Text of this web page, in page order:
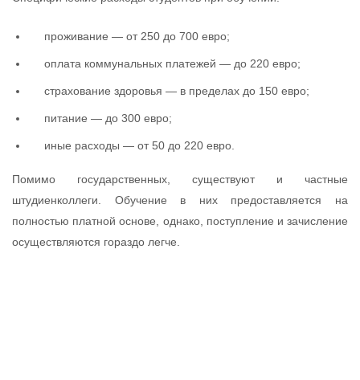
проживание — от 250 до 700 евро;
оплата коммунальных платежей — до 220 евро;
страхование здоровья — в пределах до 150 евро;
питание — до 300 евро;
иные расходы — от 50 до 220 евро.
Помимо государственных, существуют и частные
штудиенколлеги. Обучение в них предоставляется на
полностью платной основе, однако, поступление и зачисление
осуществляются гораздо легче.